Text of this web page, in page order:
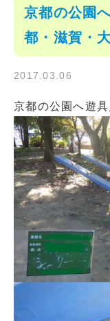
京都の公園
都・滋賀・
2017.03.06
京都の公園へ遊